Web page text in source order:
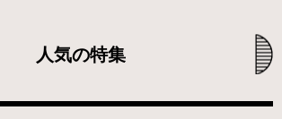
人気の特集